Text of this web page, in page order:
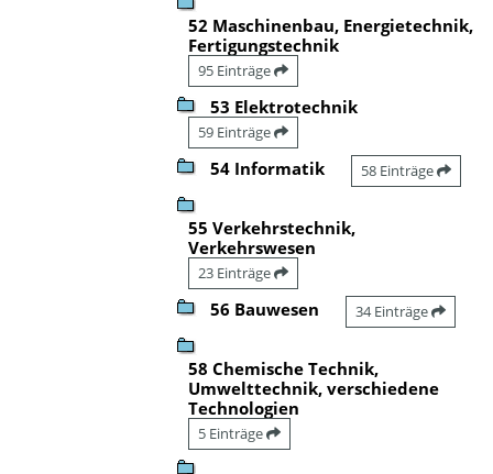
52 Maschinenbau, Energietechnik,
Fertigungstechnik
95 Einträge
53 Elektrotechnik
59 Einträge
54 Informatik 58 Einträge
55 Verkehrstechnik,
Verkehrswesen
23 Einträge
56 Bauwesen 34 Einträge
58 Chemische Technik,
Umwelttechnik, verschiedene
Technologien
5 Einträge